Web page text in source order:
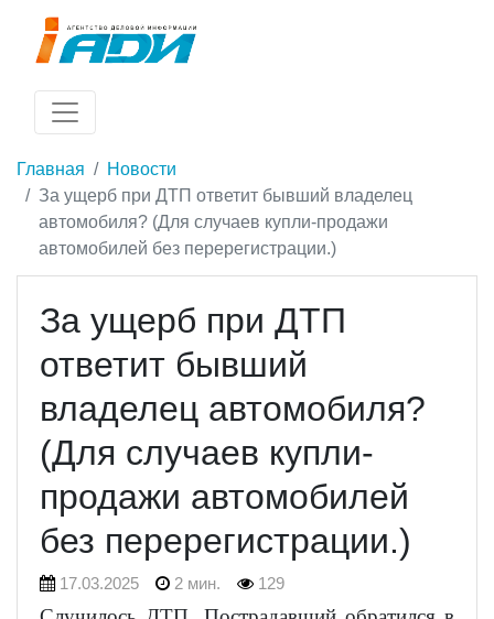
Главная
Новости
За ущерб при ДТП ответит бывший владелец
автомобиля? (Для случаев купли-продажи
автомобилей без перерегистрации.)
За ущерб при ДТП
ответит бывший
владелец автомобиля?
(Для случаев купли-
продажи автомобилей
без перерегистрации.)
17.03.2025 2 мин. 129